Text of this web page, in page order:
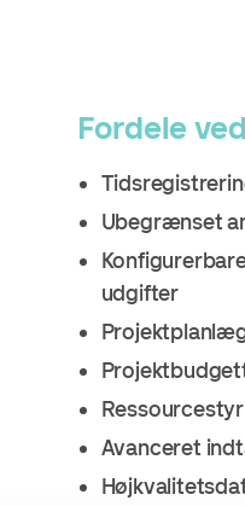
Fordele
Ubegrænset
udgifter
Avanceret